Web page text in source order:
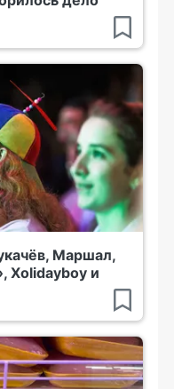
Маршал,
Xolidayboy и